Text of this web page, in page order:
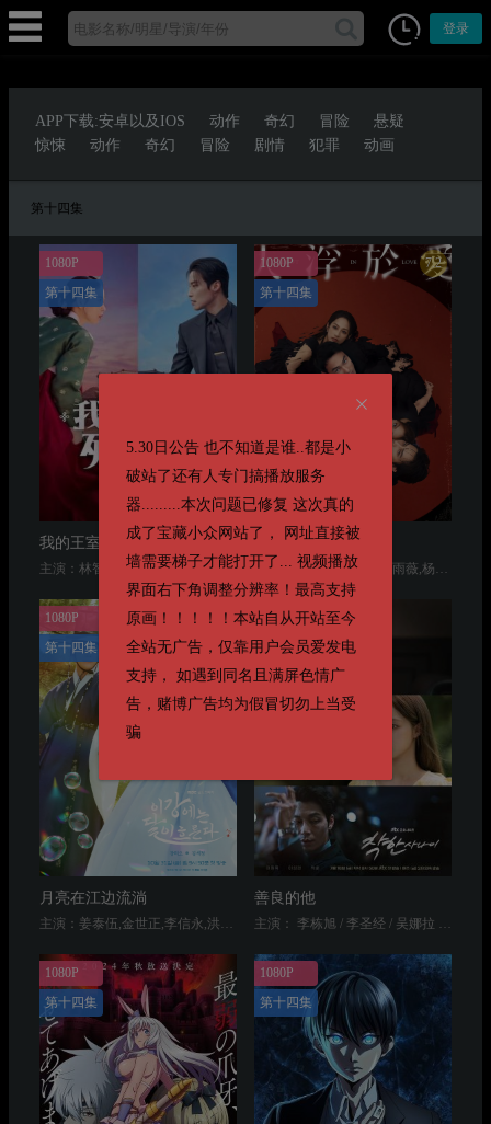
登录
5.30日公告 也不知道是谁..都是小
破站了还有人专门搞播放服务
器.........本次问题已修复 这次真的
成了宝藏小众网站了， 网址直接被
墙需要梯子才能打开了... 视频播放
界面右下角调整分辨率！最高支持
原画！！！！！本站自从开站至今
全站无广告，仅靠用户会员爱发电
支持， 如遇到同名且满屏色情广
告，赌博广告均为假冒切勿上当受
骗
APP下载:安卓以及IOS 动作 奇幻 冒险
悬疑
惊悚
动作 奇幻 冒险 剧情 犯罪 动画
第十四集
1080P
第十四集
我的王室死对头
主演：林智妍,许南俊,张胜祖,李世熙,蔡瑞安,金珉锡,白恩惠
1080P
第十四集
7.2
人浮于爱
主演：范少勋,宋芸桦,邵雨薇,杨祐宁,简嫚书
1080P
第十四集
月亮在江边流淌
主演：姜泰伍,金世正,李信永,洪秀珠
1080P
第十四集
善良的他
主演： 李栋旭 / 李圣经 / 吴娜拉 / 朴勋 / 柳慧英
1080P
第十四集
1080P
第十四集